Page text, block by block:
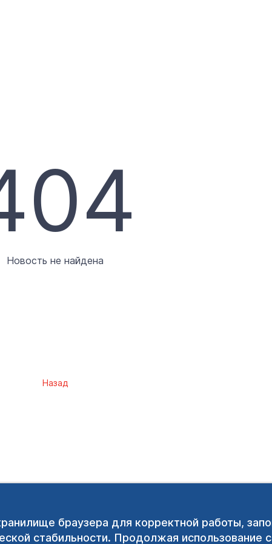
браузера для корректной работы,
стабильности. Продолжая использование
Новость не найдена
Назад